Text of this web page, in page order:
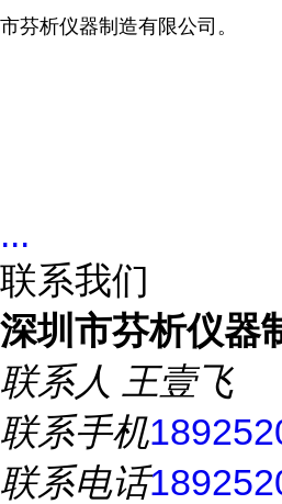
市芬析仪器制造有限公司。
...
联系我们
深圳市芬析仪器
联系人 王壹飞
联系手机
联系电话